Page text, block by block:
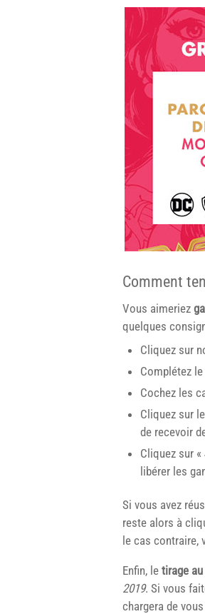
Comment
Vous aimeriez
quelques
Cliquez sur
Complétez
Cochez les
Cliquez sur
de recevoir
Cliquez sur
libérer les
Si vous avez
reste alors à
le cas contraire,
Enfin, le tirage
2019. Si vous
chargera de